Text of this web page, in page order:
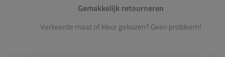
Gemakkelijk retourneren
Verkeerde maat of kleur gekozen? Geen probleem!